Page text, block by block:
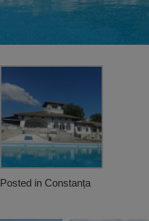
Posted in Constanța